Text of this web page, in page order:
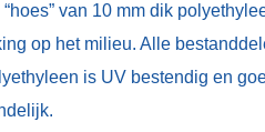
van 10 mm dik
op het milieu. Alle
is UV bestendig en